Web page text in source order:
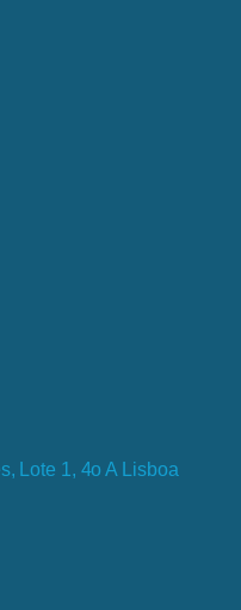
Lote 1, 4o A Lisboa